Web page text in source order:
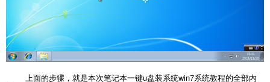
上面的步骤，就是本次笔记本一键u盘装系统win7系统教程的全部内